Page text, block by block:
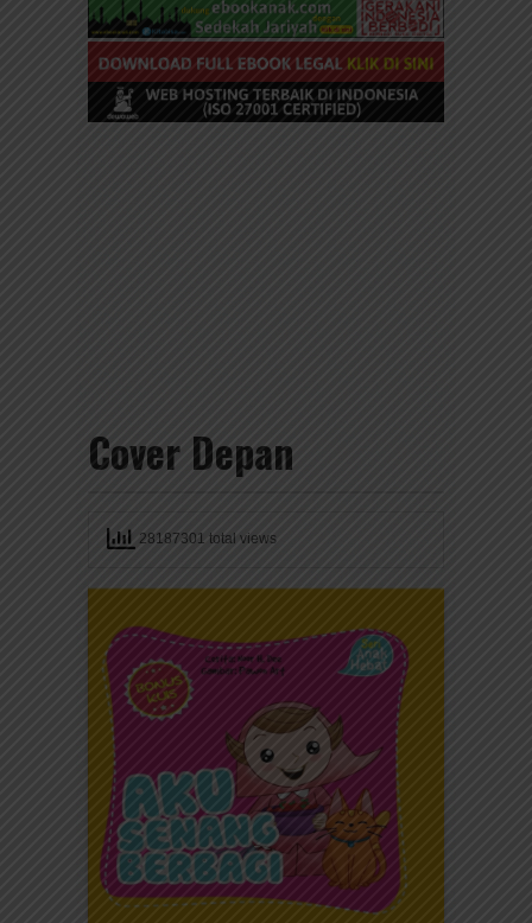
Cover Depan
28187301 total views